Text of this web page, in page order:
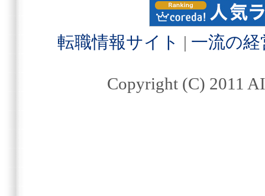
転職情報サイト | 一流の
Copyright (C) 2011